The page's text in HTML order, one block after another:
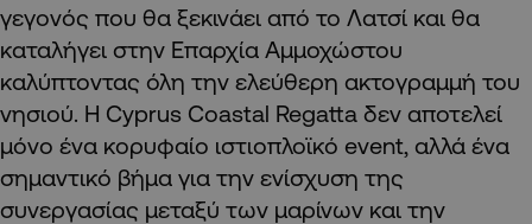
γεγονός που θα ξεκινάει από το Λατσί και θα
καταλήγει στην Επαρχία Αμμοχώστου
καλύπτοντας όλη την ελεύθερη ακτογραμμή του
νησιού. Η Cyprus Coastal Regatta δεν αποτελεί
μόνο ένα κορυφαίο ιστιοπλοϊκό event, αλλά ένα
σημαντικό βήμα για την ενίσχυση της
συνεργασίας μεταξύ των μαρίνων και την